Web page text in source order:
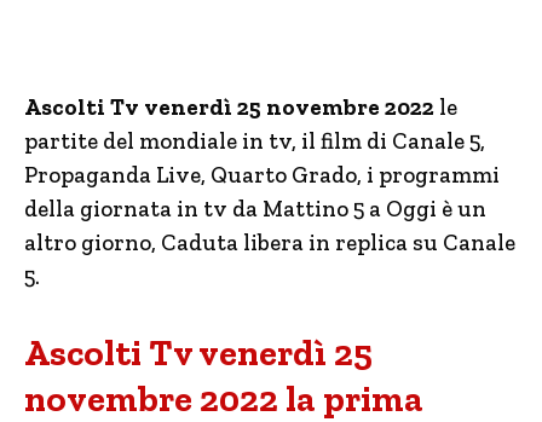
Ascolti Tv venerdì 25 novembre 2022 le
partite del mondiale in tv, il film di Canale 5,
Propaganda Live, Quarto Grado, i programmi
della giornata in tv da Mattino 5 a Oggi è un
altro giorno, Caduta libera in replica su Canale
5.
Ascolti Tv venerdì 25
novembre 2022 la prima